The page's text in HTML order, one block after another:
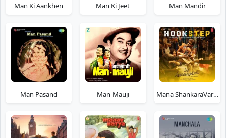
Man Ki Aankhen Man Ki Jeet Man Mandir
Man Pasand Man-Mauji Mana ShankaraVaraPrasad Garu - Pandagaki Vasthunnaru Telugu